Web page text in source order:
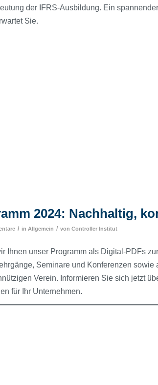
der IFRS-Ausbildung. Ein
Sie.
2024: Nachhaltig,
/ in Allgemein / von Controller Institut
Ihnen unser Programm als Digital-PDFs
Seminare und Konferenzen
Verein. Informieren Sie sich jetzt
für Ihr Unternehmen.